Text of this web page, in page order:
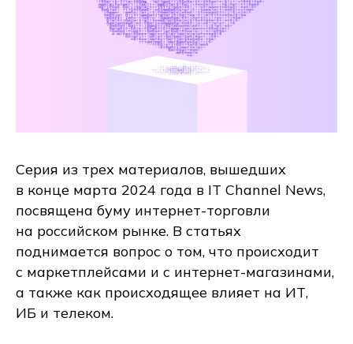
Серия из трех материалов, вышедших
в конце марта 2024 года в IT Channel News,
посвящена буму интернет-торговли
на российском рынке. В статьях
поднимается вопрос о том, что происходит
с маркетплейсами и с интернет-магазинами,
а также как происходящее влияет на ИТ,
ИБ и телеком.